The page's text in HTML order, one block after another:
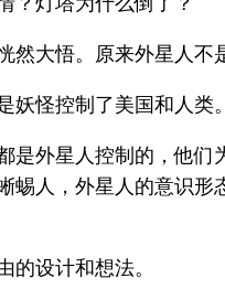
大悟。原来外星人不
怪控制了美国和人类。
是外星人控制的，他
蜴人，外星人的意识
的设计和想法。